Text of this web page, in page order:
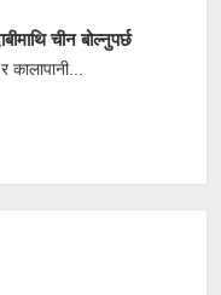
चीन बोल्नुपर्छ